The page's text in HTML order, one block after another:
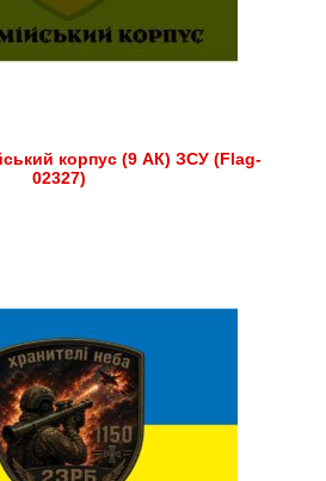
корпус (9 АК) ЗСУ (Flag-
02327)